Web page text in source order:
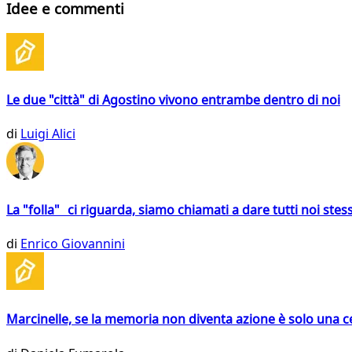
Idee e commenti
Le due "città" di Agostino vivono entrambe dentro di noi
di Luigi Alici
La "folla" ci riguarda, siamo chiamati a dare tutti noi
di Enrico Giovannini
Marcinelle, se la memoria non diventa azione è solo una